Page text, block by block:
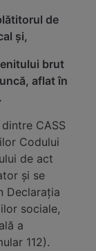
de
și,
brut
aflat în
CASS
Codului
de act
și se
Declaraţia
sociale,
a
112).